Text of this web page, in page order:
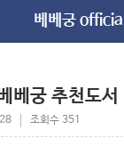
베베궁 official
베궁 추천도서
조회수 351